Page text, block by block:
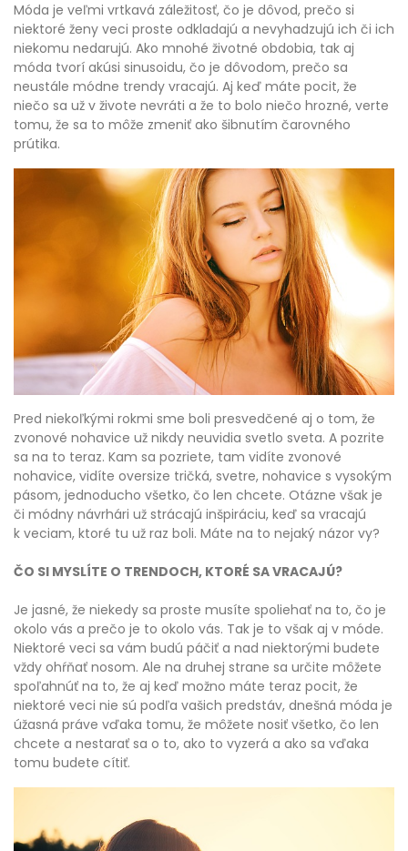
Móda je veľmi vrtkavá záležitosť, čo je dôvod, prečo si
niektoré ženy veci proste odkladajú a nevyhadzujú ich či ich
niekomu nedarujú. Ako mnohé životné obdobia, tak aj
móda tvorí akúsi sinusoidu, čo je dôvodom, prečo sa
neustále módne trendy vracajú. Aj keď máte pocit, že
niečo sa už v živote nevráti a že to bolo niečo hrozné, verte
tomu, že sa to môže zmeniť ako šibnutím čarovného
prútika.
Pred niekoľkými rokmi sme boli presvedčené aj o tom, že
zvonové nohavice už nikdy neuvidia svetlo sveta. A pozrite
sa na to teraz. Kam sa pozriete, tam vidíte zvonové
nohavice, vidíte oversize tričká, svetre, nohavice s vysokým
pásom, jednoducho všetko, čo len chcete. Otázne však je
či módny návrhári už strácajú inšpiráciu, keď sa vracajú
k veciam, ktoré tu už raz boli. Máte na to nejaký názor vy?
ČO SI MYSLÍTE O TRENDOCH, KTORÉ SA VRACAJÚ?
Je jasné, že niekedy sa proste musíte spoliehať na to, čo je
okolo vás a prečo je to okolo vás. Tak je to však aj v móde.
Niektoré veci sa vám budú páčiť a nad niektorými budete
vždy ohŕňať nosom. Ale na druhej strane sa určite môžete
spoľahnúť na to, že aj keď možno máte teraz pocit, že
niektoré veci nie sú podľa vašich predstáv, dnešná móda je
úžasná práve vďaka tomu, že môžete nosiť všetko, čo len
chcete a nestarať sa o to, ako to vyzerá a ako sa vďaka
tomu budete cítiť.